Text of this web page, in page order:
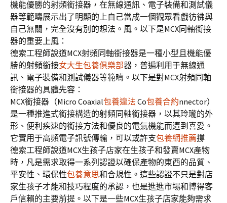
機能優勝的射頻銜接器，在無線通訊、電子裝備和測試儀
器等範疇展示出了明顯的上自己當成一個觀眾看戲彷彿與
自己無關，完全沒有別的想法。風。以下是MCX同軸銜接
器的重要上風：
德索工程師說道MCX射頻同軸銜接器是一種小型且機能優
勝的射頻銜接女大生包養俱樂部器，普遍利用于無線通
訊、電子裝備和測試儀器等範疇。以下是對MCX射頻同軸
銜接器的具體先容：
MCX銜接器（Micro Coaxial包養違法 Co包養合約nnector）
是一種推進式銜接構造的射頻同軸銜接器，以其玲瓏的外
形、便利疾速的銜接方法和優良的電氣機能而遭到喜愛。
它實用于高頻電子訊號傳輸，可以或許支包養網推薦撐
德索工程師說道MCX生孩子店家在生孩子和發賣MCX產物
時，凡是需求取得一系列認證以確保產物的東西的品質、
平安性、環保性包養意思和合規性。這些認證不只是對店
家生孩子才能和技巧程度的承認，也是進進市場和博得客
戶信賴的主要前提。以下是一些MCX生孩子店家能夠需求